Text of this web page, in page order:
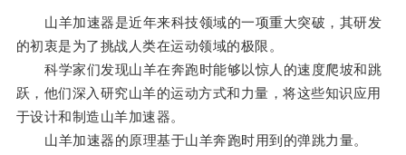
山羊加速器是近年来科技领域的一项重大突破，其研发
的初衷是为了挑战人类在运动领域的极限。
科学家们发现山羊在奔跑时能够以惊人的速度爬坡和跳
跃，他们深入研究山羊的运动方式和力量，将这些知识应用
于设计和制造山羊加速器。
山羊加速器的原理基于山羊奔跑时用到的弹跳力量。